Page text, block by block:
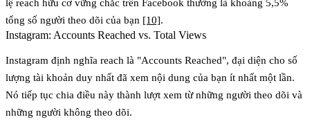
lệ reach hữu cơ vững chắc trên Facebook thường là khoảng 5,5%
tổng số người theo dõi của bạn [10].
Instagram: Accounts Reached vs. Total Views
Instagram định nghĩa reach là "Accounts Reached", đại diện cho số
lượng tài khoản duy nhất đã xem nội dung của bạn ít nhất một lần.
Nó tiếp tục chia điều này thành lượt xem từ những người theo dõi và
những người không theo dõi.